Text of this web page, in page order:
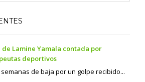
de Lamine Yamala contada por
deportivos
de baja por un golpe recibido...